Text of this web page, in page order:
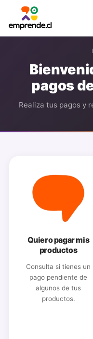
pagos
Realiza tus pagos y
Quiero pagar mis
productos
Consulta si tienes un
pago pendiente de
algunos de tus
productos.